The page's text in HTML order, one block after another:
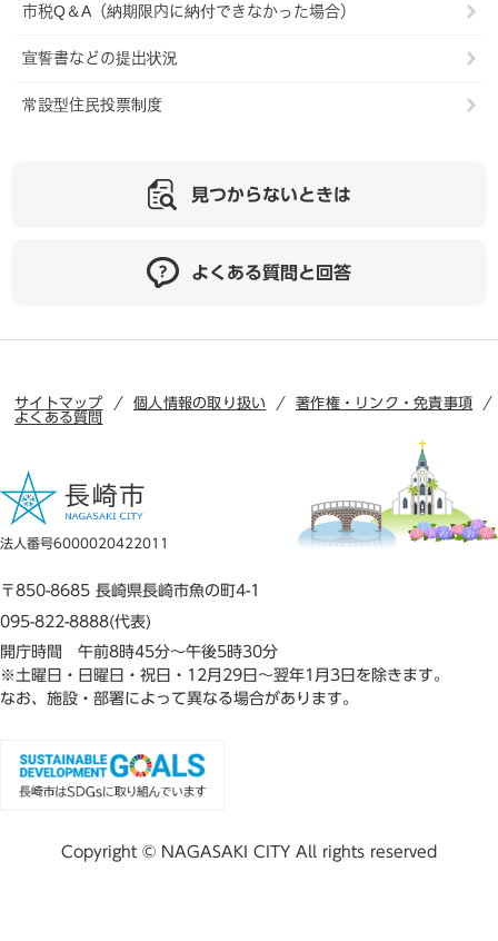
市税Q＆A（納期限内に納付できなかった場合）
宣誓書などの提出状況
常設型住民投票制度
見つからないときは
よくある質問と回答
サイトマップ 個人情報の取り扱い
著作権・リンク・免責事項
よくある質問
法人番号6000020422011
〒850-8685 長崎県長崎市魚の町4-1
095-822-8888(代表)
開庁時間 午前8時45分～午後5時30分
※土曜日・日曜日・祝日・12月29日～翌年1月3日を除きます。
なお、施設・部署によって異なる場合があります。
Copyright © NAGASAKI CITY All rights reserved